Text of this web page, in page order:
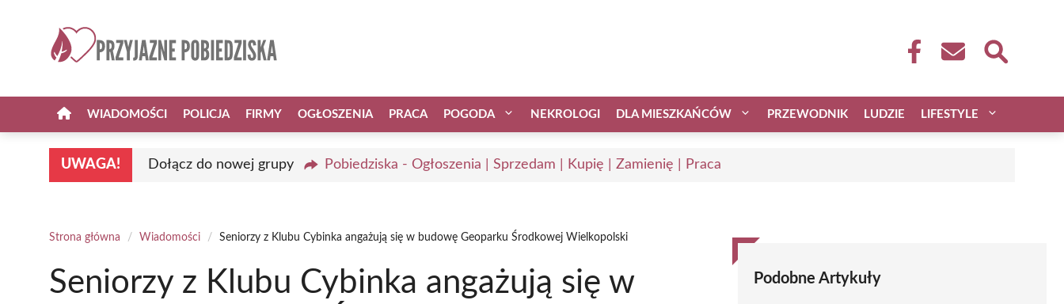
WIADOMOŚCI POLICJA FIRMY OGŁOSZENIA PRACA POGODA NEKROLOGI DLA MIESZKAŃCÓW PRZEWODNIK LUDZIE LIFESTYLE
UWAGA! Dołącz do nowej grupy Pobiedziska - Ogłoszenia | Sprzedam | Kupię | Zamienię | Praca
Strona główna / Wiadomości / Seniorzy z Klubu Cybinka angażują się w budowę Geoparku Środkowej Wielkopolski
Seniorzy z Klubu Cybinka angażują się w
Podobne Artykuły